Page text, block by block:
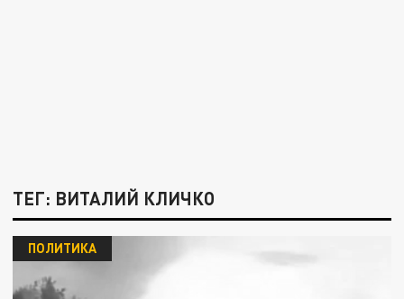
ТЕГ: ВИТАЛИЙ КЛИЧКО
ПОЛИТИКА